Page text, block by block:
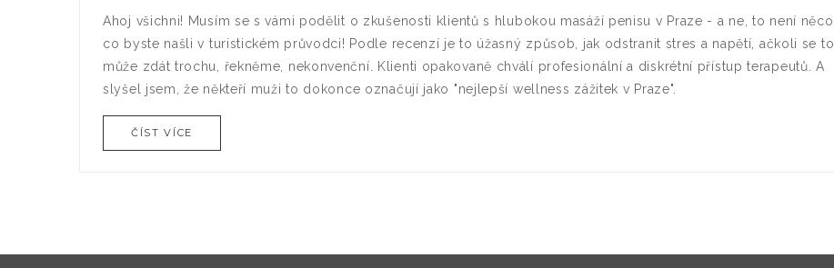
Ahoj všichni! Musím se s vámi podělit o zkušenosti klientů s hlubokou masáží penisu v Praze - a ne, to není něco,
co byste našli v turistickém průvodci! Podle recenzí je to úžasný způsob, jak odstranit stres a napětí, ačkoli se to
může zdát trochu, řekněme, nekonvenční. Klienti opakovaně chválí profesionální a diskrétní přístup terapeutů. A
slyšel jsem, že někteří muži to dokonce označují jako "nejlepší wellness zážitek v Praze".
ČÍST VÍCE